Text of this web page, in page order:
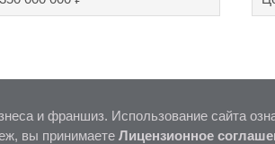
и франшиз. Использование сайта
вы принимаете Лицензионное